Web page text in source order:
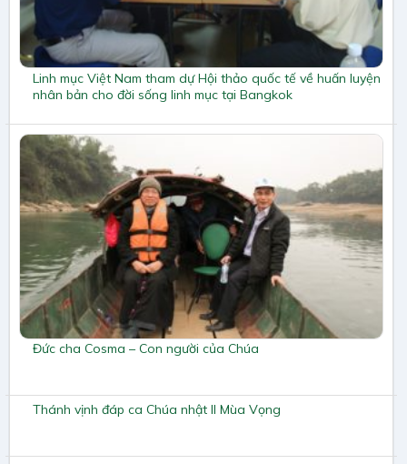
Linh mục Việt Nam tham dự Hội thảo quốc tế về huấn luyện
nhân bản cho đời sống linh mục tại Bangkok
Đức cha Cosma – Con người của Chúa
Thánh vịnh đáp ca Chúa nhật II Mùa Vọng